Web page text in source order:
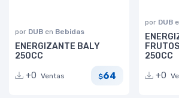
por DUB en Bebidas
ENERGIZANTE BALY
250CC
+0 Ventas $64
por DUB
250CC
+0